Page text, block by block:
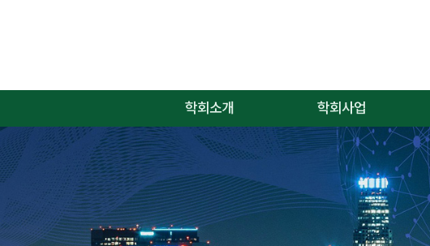
학회소개
인사말
학회연혁
학회임원
학회정관
명예의 전당
학회사업
학회사업